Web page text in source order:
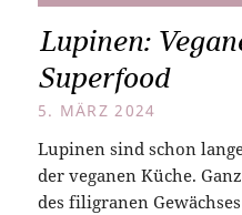
Lupinen:
Superfood
5. MÄRZ 2024
Lupinen sind schon
der veganen Küche.
des filigranen